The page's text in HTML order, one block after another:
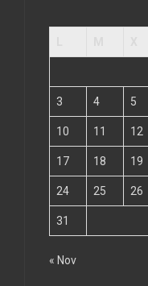
3 4 5
10 11 12
17 18 19
24 25 26
31
« Nov